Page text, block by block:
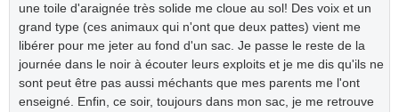
une toile d'araignée très solide me cloue au sol! Des voix et un
grand type (ces animaux qui n'ont que deux pattes) vient me
libérer pour me jeter au fond d'un sac. Je passe le reste de la
journée dans le noir à écouter leurs exploits et je me dis qu'ils ne
sont peut être pas aussi méchants que mes parents me l'ont
enseigné. Enfin, ce soir, toujours dans mon sac, je me retrouve